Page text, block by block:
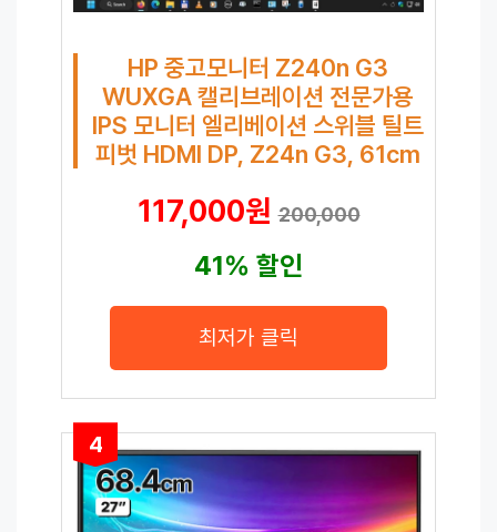
HP 중고모니터 Z240n G3
WUXGA 캘리브레이션 전문가용
IPS 모니터 엘리베이션 스위블 틸트
피벗 HDMI DP, Z24n G3, 61cm
117,000원200,000
41% 할인
최저가 클릭
4